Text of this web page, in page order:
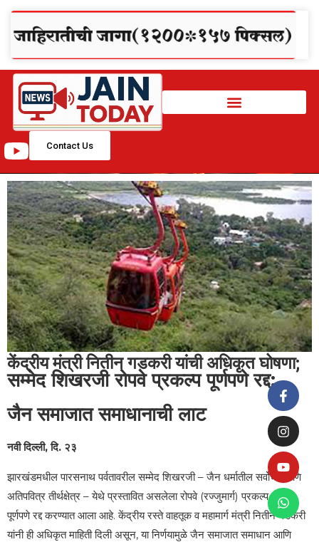
Contact Us
केंद्रीय मंत्री नितीन गडकरी यांची अधिकृत घोषणा;
सम्मेद शिखरजी रोपवे प्रकल्प पूर्णपणे रद्द;
जैन समाजात समाधानाची लाट
नवी दिल्ली, दि. २३
झारखंडमधील पारसनाथ पर्वतावरील सम्मेद शिखरजी – जैन धर्मातील सर्वोच्च आणि
अतिपवित्र तीर्थक्षेत्र – येथे प्रस्तावित असलेला रोपवे (रज्जुमार्ग) प्रकल्प आता
पूर्णपणे रद्द करण्यात आला आहे. केंद्रीय रस्ते वाहतूक व महामार्ग मंत्री नितीन गडकरी
यांनी ही अधिकृत माहिती दिली असून, या निर्णयामुळे जैन समाजात समाधान आणि